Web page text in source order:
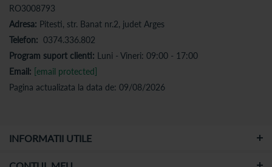
RO3008793
Adresa: Pitesti, str. Banat nr.2, judet Arges
Telefon: 0374.336.802
Program suport clienti: Luni - Vineri: 09:00 - 17:00
Email: [email protected]
Pagina actualizata la data de: 09/08/2026
INFORMATII UTILE